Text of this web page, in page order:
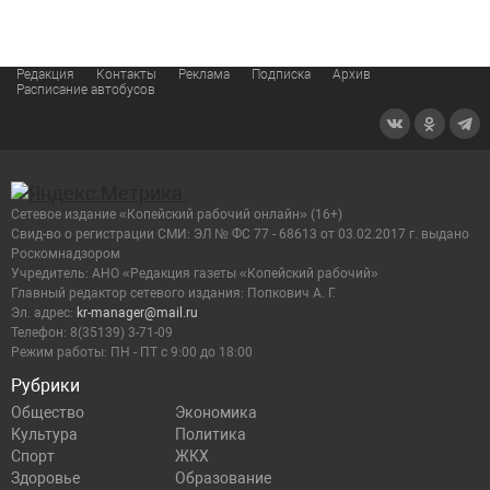
Редакция Контакты Реклама Подписка
Архив
Расписание автобусов
Рубрики
Общество
Экономика
Культура
Политика
Спорт
ЖКХ
Здоровье
Образование
Сетевое издание «Копейский рабочий онлайн» (16+)
Cвид-во о регистрации СМИ: ЭЛ № ФС 77 - 68613 от 03.02.2017 г. выдано
Роскомнадзором
Учредитель: АНО «Редакция газеты «Копейский рабочий»
Главный редактор сетевого издания: Попкович А. Г.
Эл. адрес: kr-manager@mail.ru
Телефон: 8(35139) 3-71-09
Режим работы: ПН - ПТ с 9:00 до 18:00